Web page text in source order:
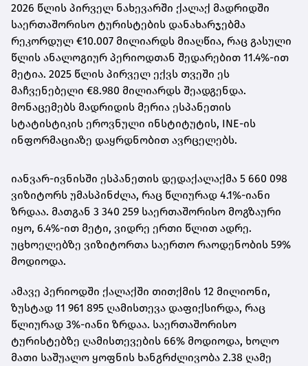
2026 წლის პირველ ნახევარში ქალაქ მადრიდში
საერთაშორისო ტურისტების დანახარჯებმა
რეკორდულ €10.007 მილიარდს მიაღწია, რაც გასული
წლის ანალოგიურ პერიოდთან შედარებით 11.4%-ით
მეტია. 2025 წლის პირველ ექვს თვეში ეს
მაჩვენებელი €8.980 მილიარდს შეადგენდა.
მონაცემებს მადრიდის მერია ესპანეთის
სტატისტიკის ეროვნული ინსტიტუტის, INE-ის
ინფორმაციაზე დაყრდნობით ავრცელებს.
იანვარ-ივნისში ესპანეთის დედაქალაქმა 5 660 098
ვიზიტორს უმასპინძლა, რაც წლიურად 4.1%-იანი
ზრდაა. მათგან 3 340 259 საერთაშორისო მოგზაური
იყო, 6.4%-ით მეტი, ვიდრე ერთი წლით ადრე.
უცხოელებზე ვიზიტორთა საერთო რაოდენობის 59%
მოდიოდა.
ამავე პერიოდში ქალაქში თითქმის 12 მილიონი,
ზუსტად 11 961 895 ღამისთევა დაფიქსირდა, რაც
წლიურად 3%-იანი ზრდაა. საერთაშორისო
ტურისტებზე ღამისთევების 66% მოდიოდა, ხოლო
მათი საშუალო ყოფნის ხანგრძლივობა 2.38 ღამე